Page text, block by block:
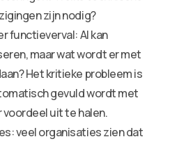
zijn nodig?
functieverval: AI kan
maar wat wordt er met
Het kritieke probleem is
gevuld wordt met
uit te halen.
veel organisaties zien dat